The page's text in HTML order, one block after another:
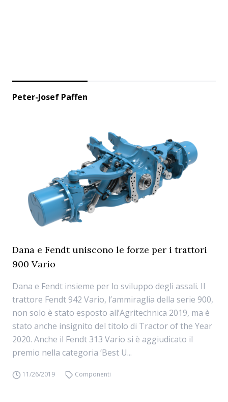
Peter-Josef Paffen
Dana e Fendt uniscono le forze per i trattori
900 Vario
Dana e Fendt insieme per lo sviluppo degli assali. Il
trattore Fendt 942 Vario, l’ammiraglia della serie 900,
non solo è stato esposto all’Agritechnica 2019, ma è
stato anche insignito del titolo di Tractor of the Year
2020. Anche il Fendt 313 Vario si è aggiudicato il
premio nella categoria ‘Best U...
11/26/2019 Componenti